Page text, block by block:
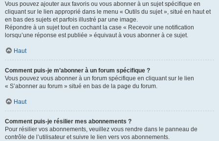
Vous pouvez ajouter aux favoris ou vous abonner à un sujet spécifique en
cliquant sur le lien approprié dans le menu « Outils du sujet », situé en haut et
en bas des sujets et parfois illustré par une image.
Répondre à un sujet tout en cochant la case « Recevoir une notification
lorsqu’une réponse est publiée » équivaut à vous abonner à ce sujet.
Haut
Comment puis-je m’abonner à un forum spécifique ?
Vous pouvez vous abonner à un forum spécifique en cliquant sur le lien
« S’abonner au forum » situé en bas de la page du forum.
Haut
Comment puis-je résilier mes abonnements ?
Pour résilier vos abonnements, veuillez vous rendre dans le panneau de
contrôle de l’utilisateur et suivre le lien vers vos abonnements.